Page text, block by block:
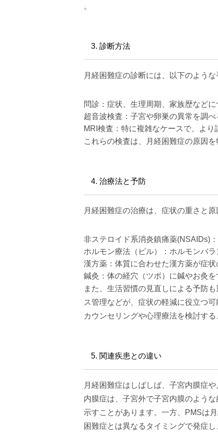
。
3. 診断方法
月経困難症の診断には、以下のよう
問診：症状、生理周期、家族歴など
超音波検査：子宮や卵巣の異常を調
MRI検査：特に複雑なケースで、よ
これらの検査は、月経困難症の原因
4. 治療法と予防
月経困難症の治療は、症状の重さと
非ステロイド系消炎鎮痛薬(NSAIDs)
ホルモン療法（ピル）：ホルモンバ
漢方薬：体質に合わせた漢方薬が症
鍼灸：体の経穴（ツボ）に鍼やお灸
また、生活習慣の見直しによる予防
ス管理などが、症状の軽減に役立つ
カウンセリングや心理療法を検討す
5. 関連疾患との違い
月経困難症はしばしば、子宮内膜症
内膜症は、子宮外で子宮内膜のよう
示すことがあります。一方、PMSは
困難症とは異なるタイミングで発症し